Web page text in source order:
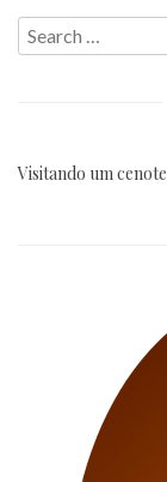
Search
for:
Visitando um cenote